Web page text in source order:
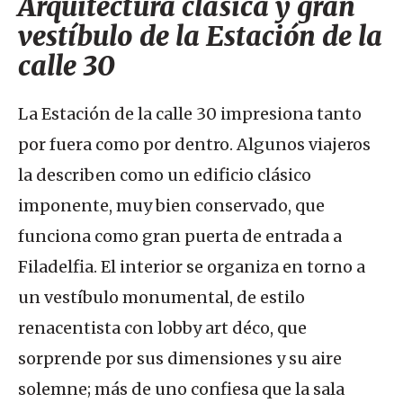
vestíbulo de la Estación de la
calle 30
La Estación de la calle 30 impresiona tanto
por fuera como por dentro. Algunos viajeros
la describen como un edificio clásico
imponente, muy bien conservado, que
funciona como gran puerta de entrada a
Filadelfia. El interior se organiza en torno a
un vestíbulo monumental, de estilo
renacentista con lobby art déco, que
sorprende por sus dimensiones y su aire
solemne; más de uno confiesa que la sala